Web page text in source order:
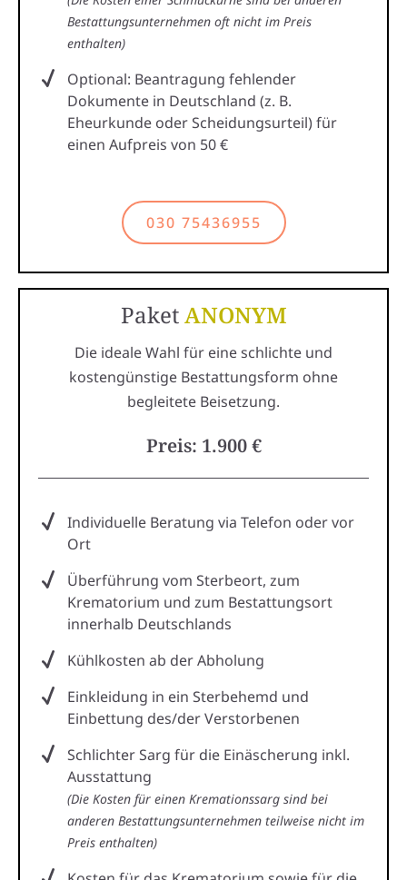
Bestattungsunternehmen oft nicht im Preis
enthalten)
Optional: Beantragung fehlender
Dokumente in Deutschland (z. B.
Eheurkunde oder Scheidungsurteil) für
einen Aufpreis von 50 €
030 75436955
PaketANONYM
Die ideale Wahl für eine schlichte und
kostengünstige Bestattungsform ohne
begleitete Beisetzung.
Preis: 1.900 €
Individuelle Beratung via Telefon oder vor
Ort
Überführung vom Sterbeort, zum
Krematorium und zum Bestattungsort
innerhalb Deutschlands
Kühlkosten ab der Abholung
Einkleidung in ein Sterbehemd und
Einbettung des/der Verstorbenen
Schlichter Sarg für die Einäscherung inkl.
Ausstattung
(Die Kosten für einen Kremationssarg sind bei
anderen Bestattungsunternehmen teilweise nicht im
Preis enthalten)